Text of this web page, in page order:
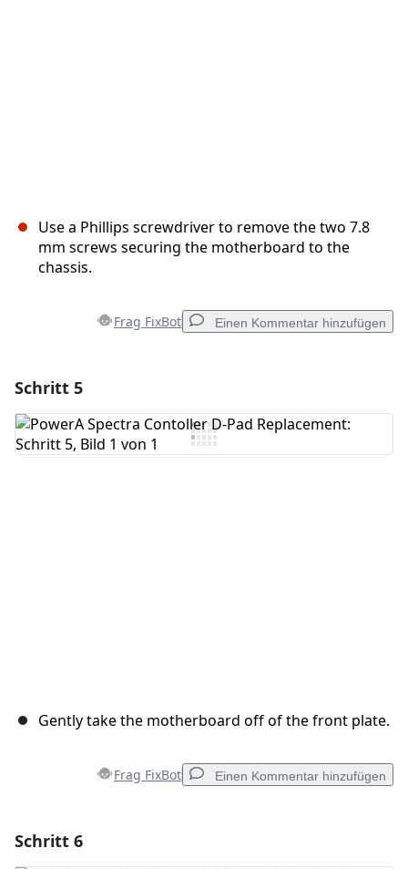
Use a Phillips screwdriver to remove the two 7.8
mm screws securing the motherboard to the
chassis.
Frag FixBot Einen Kommentar hinzufügen
Kommentar hinzufügen
Schritt 5
Gently take the motherboard off of the front plate.
Frag FixBot Einen Kommentar hinzufügen
Schritt 6